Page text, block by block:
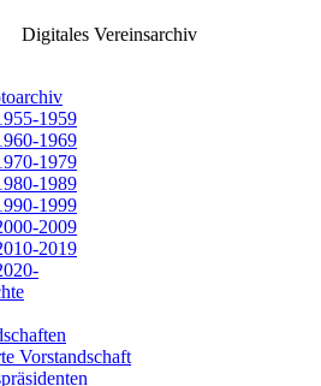
Digitales Vereinsarchiv
1959
1969
1979
1989
1999
2009
2019
Vorstandschaft